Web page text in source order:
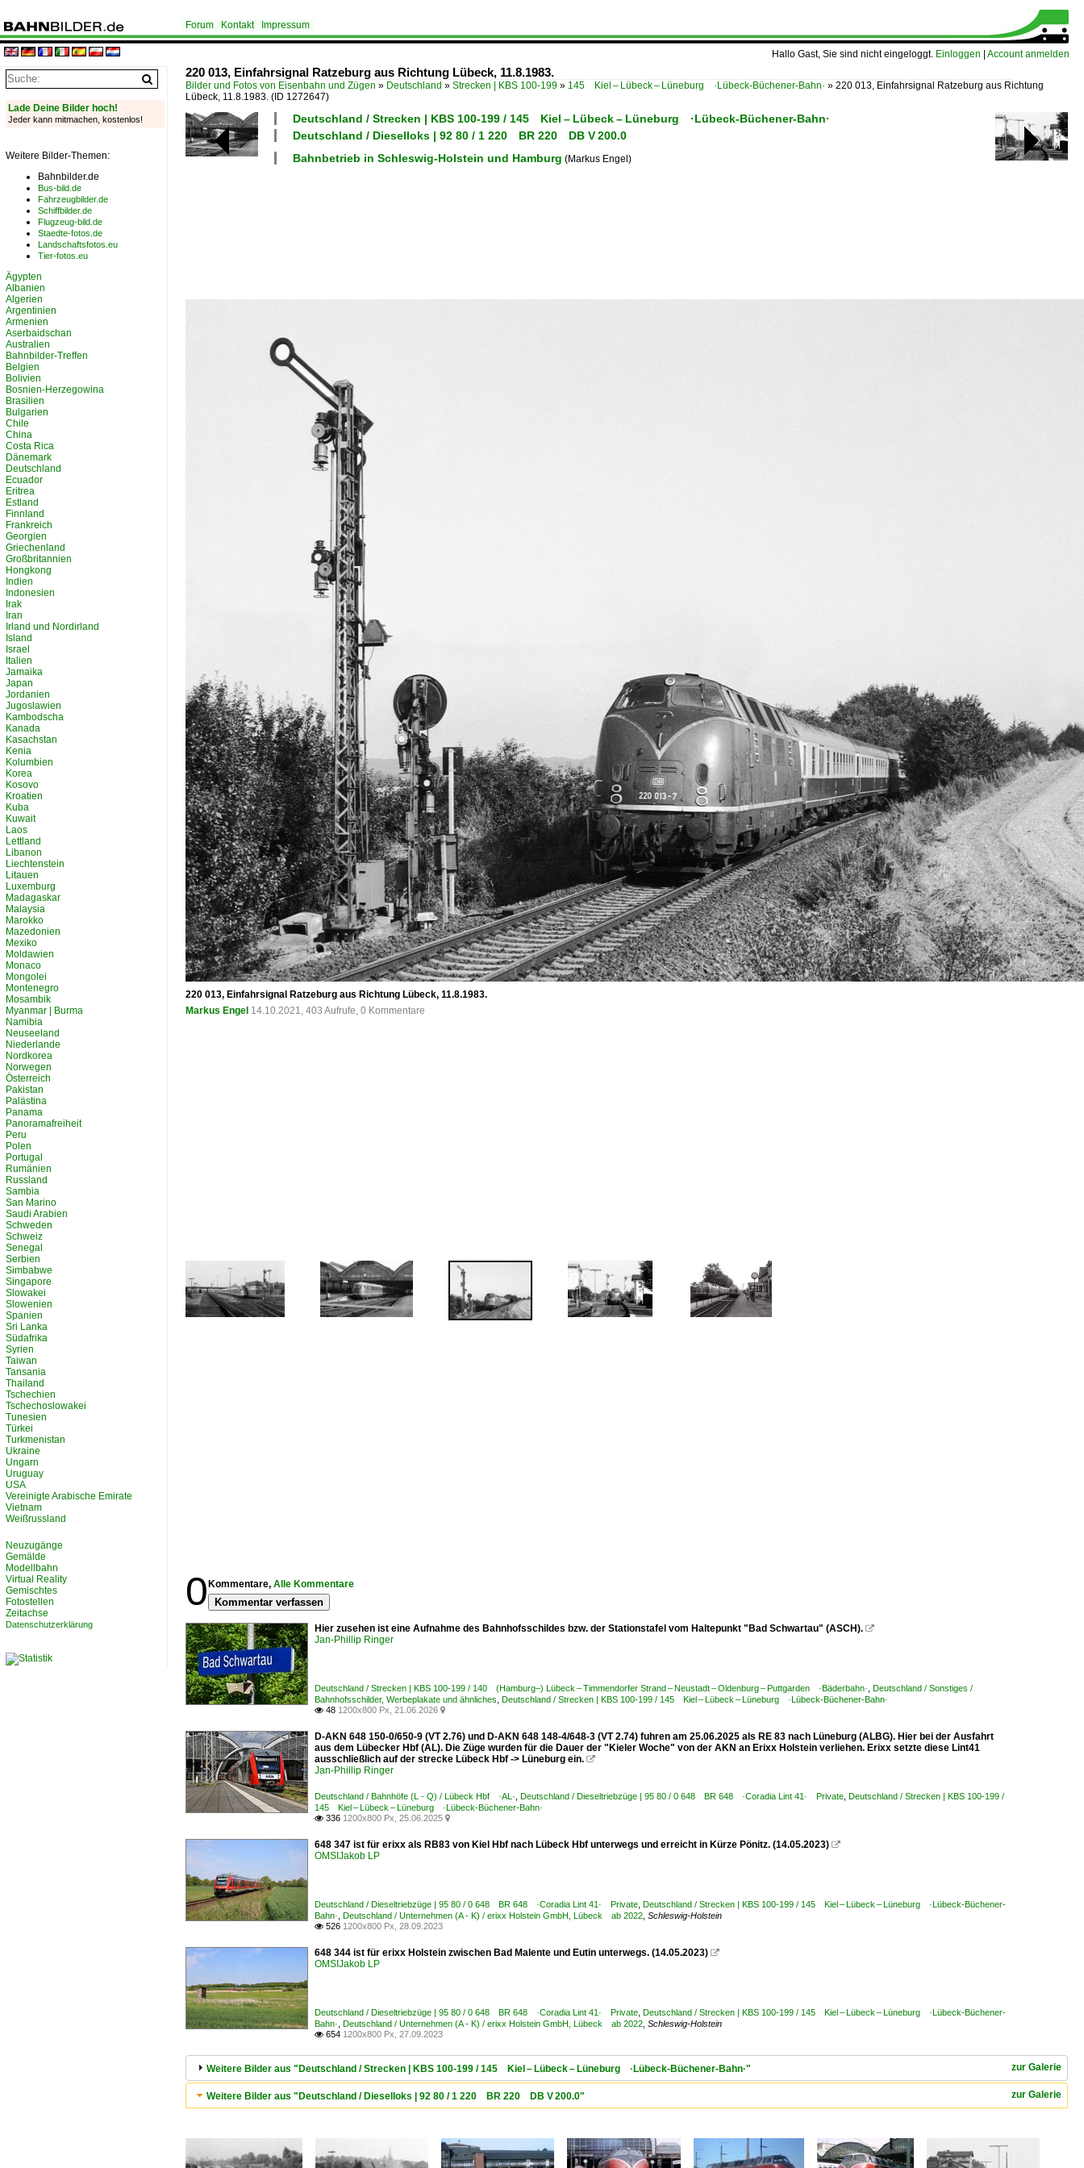
Hallo Gast, Sie sind nicht eingeloggt. Einloggen Account anmelden
Forum Kontakt Impressum
220 013, Einfahrsignal Ratzeburg aus Richtung Lübeck, 11.8.1983.
Bilder und Fotos von Eisenbahn und Zügen » Deutschland » Strecken | KBS 100-199 » 145 Kiel – Lübeck – Lüneburg ·Lübeck-Büchener-Bahn· » 220 013, Einfahrsignal Ratzeburg aus Richtung
Lübeck, 11.8.1983. (ID 1272647)
Deutschland / Strecken | KBS 100-199 / 145 Kiel – Lübeck – Lüneburg ·Lübeck-Büchener-Bahn·
Deutschland / Dieselloks | 92 80 / 1 220 BR 220 DB V 200.0
Bahnbetrieb in Schleswig-Holstein und Hamburg (Markus Engel)
220 013, Einfahrsignal Ratzeburg aus Richtung Lübeck, 11.8.1983.
Markus Engel 14.10.2021, 403 Aufrufe, 0 Kommentare
0 Kommentare, Alle Kommentare
Kommentar verfassen
Hier zusehen ist eine Aufnahme des Bahnhofsschildes bzw. der Stationstafel vom Haltepunkt "Bad Schwartau" (ASCH). 
Jan-Phillip Ringer
Deutschland / Strecken | KBS 100-199 / 140 (Hamburg–) Lübeck – Timmendorfer Strand – Neustadt – Oldenburg – Puttgarden ·Bäderbahn· Deutschland / Sonstiges /
Bahnhofsschilder, Werbeplakate und ähnliches Deutschland / Strecken | KBS 100-199 / 145 Kiel – Lübeck – Lüneburg ·Lübeck-Büchener-Bahn·
 48 1200x800 Px, 21.06.2026 
D-AKN 648 150-0/650-9 (VT 2.76) und D-AKN 648 148-4/648-3 (VT 2.74) fuhren am 25.06.2025 als RE 83 nach Lüneburg (ALBG). Hier bei der Ausfahrt
aus dem Lübecker Hbf (AL). Die Züge wurden für die Dauer der "Kieler Woche" von der AKN an Erixx Holstein verliehen. Erixx setzte diese Lint41
ausschließlich auf der strecke Lübeck Hbf -> Lüneburg ein. 
Jan-Phillip Ringer
Deutschland / Bahnhöfe (L - Q) / Lübeck Hbf ·AL· Deutschland / Dieseltriebzüge | 95 80 / 0 648 BR 648 ·Coradia Lint 41· Private Deutschland / Strecken | KBS 100-199 /
145 Kiel – Lübeck – Lüneburg ·Lübeck-Büchener-Bahn·
 336 1200x800 Px, 25.06.2025 
648 347 ist für erixx als RB83 von Kiel Hbf nach Lübeck Hbf unterwegs und erreicht in Kürze Pönitz. (14.05.2023) 
OMSIJakob LP
Deutschland / Dieseltriebzüge | 95 80 / 0 648 BR 648 ·Coradia Lint 41· Private Deutschland / Strecken | KBS 100-199 / 145 Kiel – Lübeck – Lüneburg ·Lübeck-Büchener-
Bahn· Deutschland / Unternehmen (A - K) / erixx Holstein GmbH, Lübeck ab 2022 Schleswig-Holstein
 526 1200x800 Px, 28.09.2023
648 344 ist für erixx Holstein zwischen Bad Malente und Eutin unterwegs. (14.05.2023) 
OMSIJakob LP
Deutschland / Dieseltriebzüge | 95 80 / 0 648 BR 648 ·Coradia Lint 41· Private Deutschland / Strecken | KBS 100-199 / 145 Kiel – Lübeck – Lüneburg ·Lübeck-Büchener-
Bahn· Deutschland / Unternehmen (A - K) / erixx Holstein GmbH, Lübeck ab 2022 Schleswig-Holstein
 654 1200x800 Px, 27.09.2023
zur Galerie
Weitere Bilder aus "Deutschland / Strecken | KBS 100-199 / 145 Kiel – Lübeck – Lüneburg ·Lübeck-Büchener-Bahn·"
zur Galerie
Weitere Bilder aus "Deutschland / Dieselloks | 92 80 / 1 220 BR 220 DB V 200.0"
Lade Deine Bilder hoch!
Jeder kann mitmachen, kostenlos!
Weitere Bilder-Themen:
Bahnbilder.de
Bus-bild.de
Fahrzeugbilder.de
Schiffbilder.de
Flugzeug-bild.de
Staedte-fotos.de
Landschaftsfotos.eu
Tier-fotos.eu
Ägypten
Albanien
Algerien
Argentinien
Armenien
Aserbaidschan
Australien
Bahnbilder-Treffen
Belgien
Bolivien
Bosnien-Herzegowina
Brasilien
Bulgarien
Chile
China
Costa Rica
Dänemark
Deutschland
Ecuador
Eritrea
Estland
Finnland
Frankreich
Georgien
Griechenland
Großbritannien
Hongkong
Indien
Indonesien
Irak
Iran
Irland und Nordirland
Island
Israel
Italien
Jamaika
Japan
Jordanien
Jugoslawien
Kambodscha
Kanada
Kasachstan
Kenia
Kolumbien
Korea
Kosovo
Kroatien
Kuba
Kuwait
Laos
Lettland
Libanon
Liechtenstein
Litauen
Luxemburg
Madagaskar
Malaysia
Marokko
Mazedonien
Mexiko
Moldawien
Monaco
Mongolei
Montenegro
Mosambik
Myanmar | Burma
Namibia
Neuseeland
Niederlande
Nordkorea
Norwegen
Österreich
Pakistan
Palästina
Panama
Panoramafreiheit
Peru
Polen
Portugal
Rumänien
Russland
Sambia
San Marino
Saudi Arabien
Schweden
Schweiz
Senegal
Serbien
Simbabwe
Singapore
Slowakei
Slowenien
Spanien
Sri Lanka
Südafrika
Syrien
Taiwan
Tansania
Thailand
Tschechien
Tschechoslowakei
Tunesien
Türkei
Turkmenistan
Ukraine
Ungarn
Uruguay
USA
Vereinigte Arabische Emirate
Vietnam
Weißrussland
Neuzugänge
Gemälde
Modellbahn
Virtual Reality
Gemischtes
Fotostellen
Zeitachse
Datenschutzerklärung